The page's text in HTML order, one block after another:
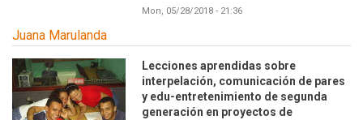
Mon, 05/28/2018 - 21:36
Juana Marulanda
Lecciones aprendidas sobre
interpelación, comunicación de pares
y edu-entretenimiento de segunda
generación en proyectos de